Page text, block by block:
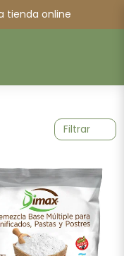
tienda online
Filtrar